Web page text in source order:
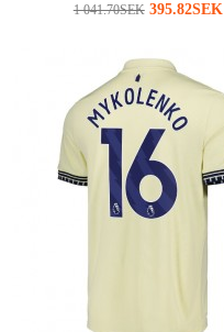
1 041.70SEK 395.82SEK